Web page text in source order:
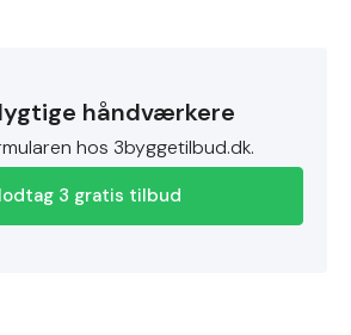
håndværkere
hos 3byggetilbud.dk.
3 gratis tilbud